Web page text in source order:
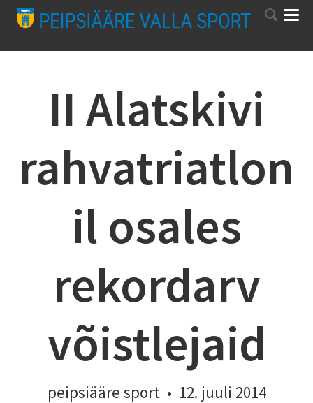
II Alatskivi
rahvatriatlon
il osales
rekordarv
võistlejaid
peipsiääre sport • 12. juuli 2014